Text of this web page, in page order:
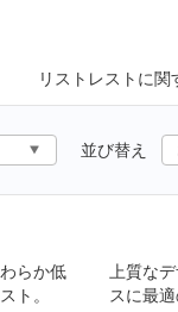
リストレスト に関
並び替え
らか低
ト。
上質な
スに最